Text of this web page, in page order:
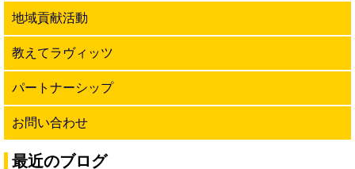
地域貢献活動
教えてラヴィッツ
パートナーシップ
お問い合わせ
最近のブログ